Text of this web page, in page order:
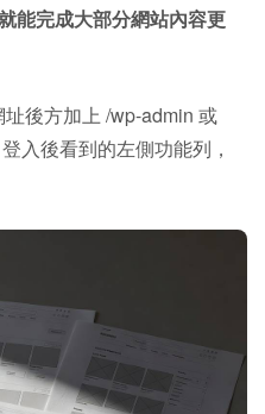
能完成大部分網站內容更
後方加上 /wp-admin 或
入後看到的左側功能列，